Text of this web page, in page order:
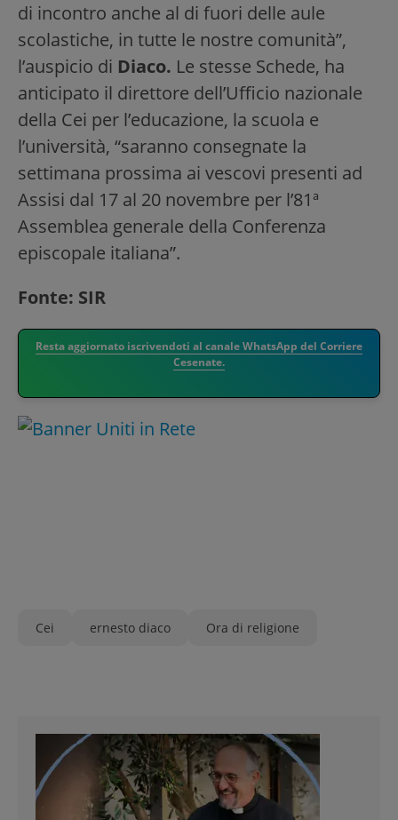
di incontro anche al di fuori delle aule
scolastiche, in tutte le nostre comunità”,
l’auspicio di Diaco. Le stesse Schede, ha
anticipato il direttore dell’Ufficio nazionale
della Cei per l’educazione, la scuola e
l’università, “saranno consegnate la
settimana prossima ai vescovi presenti ad
Assisi dal 17 al 20 novembre per l’81ª
Assemblea generale della Conferenza
episcopale italiana”.
Fonte: SIR
Resta aggiornato iscrivendoti al canale WhatsApp del Corriere
Cesenate.
Cei ernesto diaco Ora di religione